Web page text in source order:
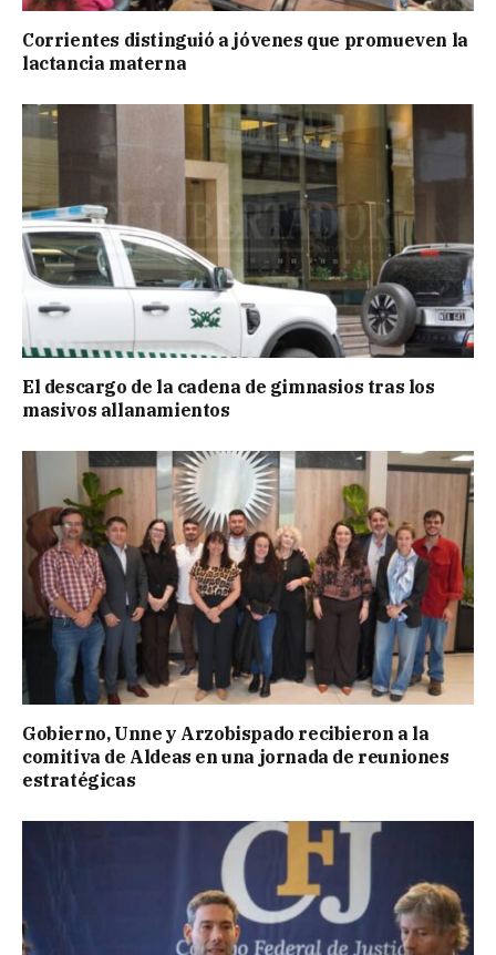
Corrientes distinguió a jóvenes que promueven la
lactancia materna
El descargo de la cadena de gimnasios tras los
masivos allanamientos
Gobierno, Unne y Arzobispado recibieron a la
comitiva de Aldeas en una jornada de reuniones
estratégicas